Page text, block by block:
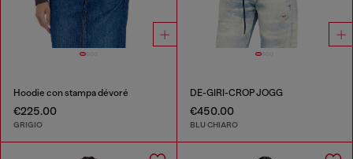
Hoodie con stampa dévoré
€225.00
GRIGIO
DE-GIRI-CROP JOGG
€450.00
BLU CHIARO